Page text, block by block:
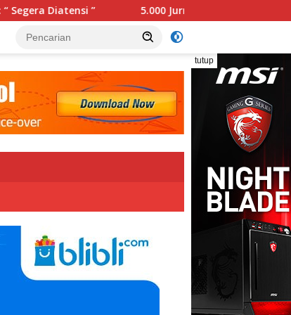
5.000 Jurnalis Bakal Kepung Lampung, Porwanas dan
tutup